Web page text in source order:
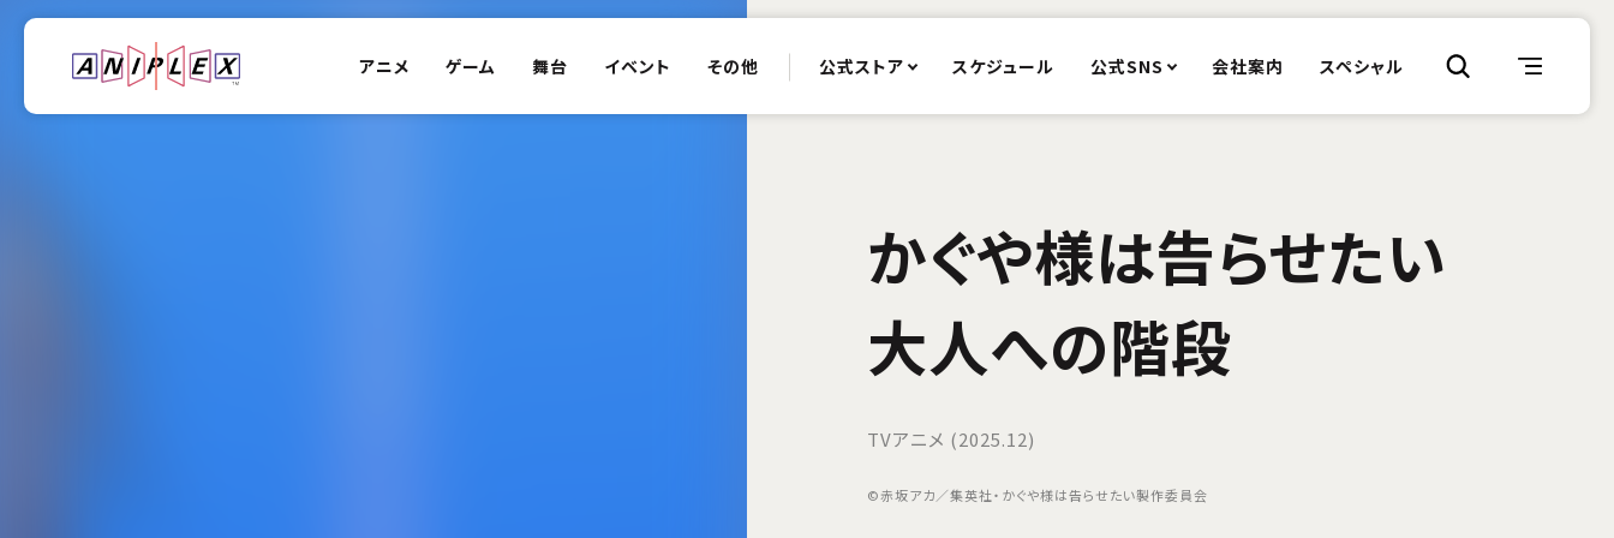
アニメ ゲーム 舞台 イベント その他 公式ストア スケジュール 公式SNS 会社案内 スペシャル
かぐや様は告らせたい
大人への階段
TVアニメ (2025.12)
©赤坂アカ／集英社・かぐや様は告らせたい製作委員会